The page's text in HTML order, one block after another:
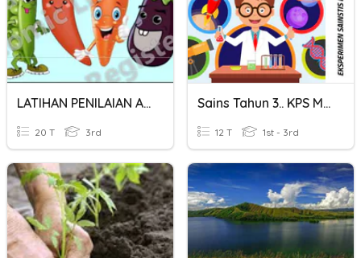
LATIHAN PENILAIAN AKHIR TAHUN
20 T 3rd
Sains Tahun 3.. KPS Membuat Inferens
12 T 1st - 3rd